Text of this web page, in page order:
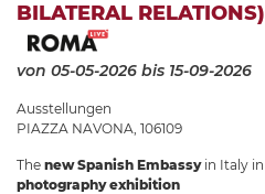
BILATERAL RELATIONS)
von 05-05-2026 bis 15-09-2026
Ausstellungen
PIAZZA NAVONA, 106109
The new Spanish Embassyin Italy in
photography exhibition